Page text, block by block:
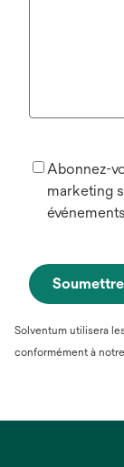
Abonnez-
marketing
Soumettre
Solventum utilisera
conformément à notre